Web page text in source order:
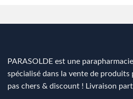
PARASOLDE est une
spécialisé dans la vente de produits
pas chers & discount ! Livraison